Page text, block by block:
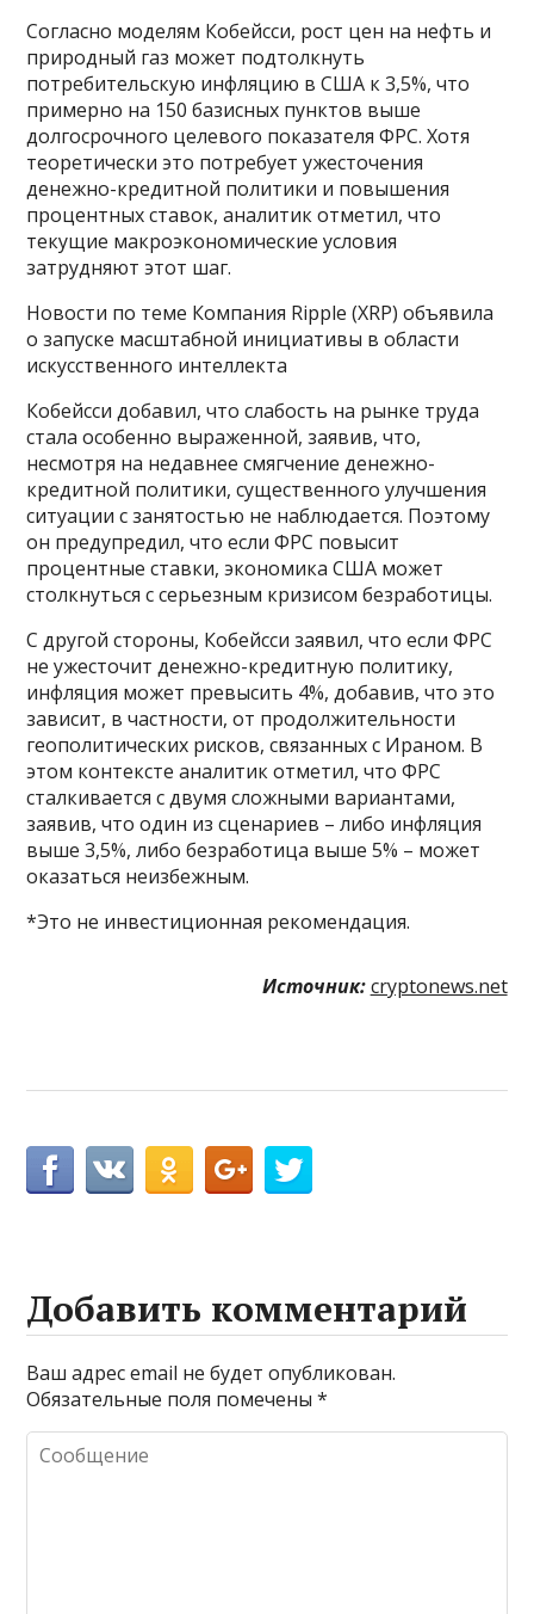
Согласно моделям Кобейсси, рост цен на нефть и
природный газ может подтолкнуть
потребительскую инфляцию в США к 3,5%, что
примерно на 150 базисных пунктов выше
долгосрочного целевого показателя ФРС. Хотя
теоретически это потребует ужесточения
денежно-кредитной политики и повышения
процентных ставок, аналитик отметил, что
текущие макроэкономические условия
затрудняют этот шаг.
Новости по теме Компания Ripple (XRP) объявила
о запуске масштабной инициативы в области
искусственного интеллекта
Кобейсси добавил, что слабость на рынке труда
стала особенно выраженной, заявив, что,
несмотря на недавнее смягчение денежно-
кредитной политики, существенного улучшения
ситуации с занятостью не наблюдается. Поэтому
он предупредил, что если ФРС повысит
процентные ставки, экономика США может
столкнуться с серьезным кризисом безработицы.
С другой стороны, Кобейсси заявил, что если ФРС
не ужесточит денежно-кредитную политику,
инфляция может превысить 4%, добавив, что это
зависит, в частности, от продолжительности
геополитических рисков, связанных с Ираном. В
этом контексте аналитик отметил, что ФРС
сталкивается с двумя сложными вариантами,
заявив, что один из сценариев – либо инфляция
выше 3,5%, либо безработица выше 5% – может
оказаться неизбежным.
*Это не инвестиционная рекомендация.
Источник: cryptonews.net
Добавить комментарий
Ваш адрес email не будет опубликован.
Обязательные поля помечены*